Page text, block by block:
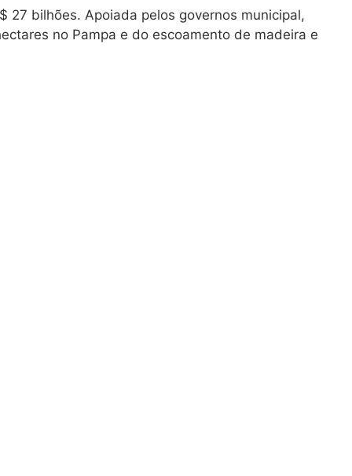
bilhões. Apoiada pelos governos municipal,
no Pampa e do escoamento de madeira e